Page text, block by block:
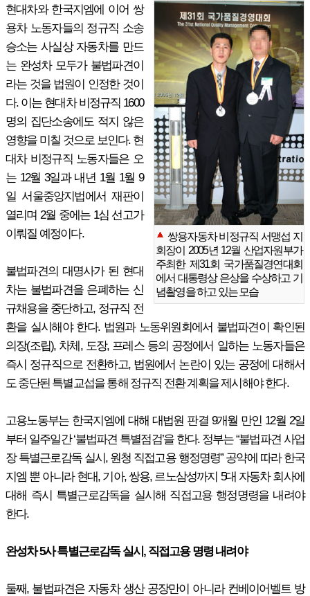
쌍용자동차 비정규직 서맹섭 지
회장이 2005년 12월 산업자원부가
주최한 제31회 국가품질경연대회
에서 대통령상 은상을 수상하고 기
념촬영을 하고 있는 모습
현대차와 한국지엠에 이어 쌍
용차 노동자들의 정규직 소송
승소는 사실상 자동차를 만드
는 완성차 모두가 불법파견이
라는 것을 법원이 인정한 것이
다. 이는 현대차 비정규직 1600
명의 집단소송에도 적지 않은
영향을 미칠 것으로 보인다. 현
대차 비정규직 노동자들은 오
는 12월 3일과 내년 1월 1월 9
일 서울중앙지법에서 재판이
열리며 2월 중에는 1심 선고가
이뤄질 예정이다.
불법파견의 대명사가 된 현대
차는 불법파견을 은폐하는 신
규채용을 중단하고, 정규직 전
환을 실시해야 한다. 법원과 노동위원회에서 불법파견이 확인된
의장(조립), 차체, 도장, 프레스 등의 공정에서 일하는 노동자들은
즉시 정규직으로 전환하고, 법원에서 논란이 있는 공정에 대해서
도 중단된 특별교섭을 통해 정규직 전환 계획을 제시해야 한다.
고용노동부는 한국지엠에 대해 대법원 판결 9개월 만인 12월 2일
부터 일주일간 ‘불법파견 특별점검’을 한다. 정부는 “불법파견 사업
장 특별근로감독 실시, 원청 직접고용 행정명령” 공약에 따라 한국
지엠 뿐 아니라 현대, 기아, 쌍용, 르노삼성까지 5대 자동차 회사에
대해 즉시 특별근로감독을 실시해 직접고용 행정명령을 내려야
한다.
완성차 5사 특별근로감독 실시, 직접고용 명령 내려야
둘째, 불법파견은 자동차 생산 공장만이 아니라 컨베이어벨트 방